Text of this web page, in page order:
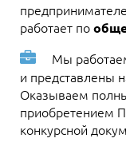
работает по
Мы
и представлены
Оказываем
приобретением
конкурсной